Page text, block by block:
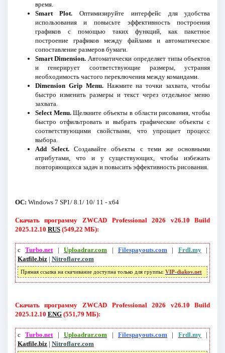
время.
Smart Plot. Оптимизируйте интерфейс для удобства
использования и повысьте эффективность построения
графиков с помощью таких функций, как пакетное
построение графиков между файлами и автоматическое
сопоставление размеров бумаги.
Smart Dimension. Автоматически определяет типы объектов
и генерирует соответствующие размеры, устраняя
необходимость частого переключения между командами.
Dimension Grip Menu.Нажмите на точки захвата, чтобы
быстро изменить размеры и текст через отдельное меню
захвата.
Select Menu.Щелкните объекты в области рисования, чтобы
быстро отфильтровать и выбрать графические объекты с
соответствующими свойствами, что упрощает процесс
выбора.
Add Select. Создавайте объекты с теми же основными
атрибутами, что и у существующих, чтобы избежать
повторяющихся задач и повысить эффективность рисования.
ОС: Windows 7 SP1/ 8.1/ 10/ 11 - x64
Скачать программу ZWCAD Professional 2026 v26.10 Build
2025.12.10 RUS(549,22 МБ):
сTurbo.net|Uploadrar.com | Filespayouts.com| Frdl.my|
Katfile.biz| Nitroflare.com
Прямая ссылка на скачивание доступна только для группы: VIP-diakov.net
Скачать программу ZWCAD Professional 2026 v26.10 Build
2025.12.10 ENG(551,79 МБ):
сTurbo.net|Uploadrar.com | Filespayouts.com| Frdl.my|
Katfile.biz| Nitroflare.com